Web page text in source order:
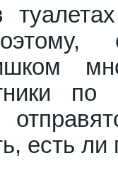
по
есть